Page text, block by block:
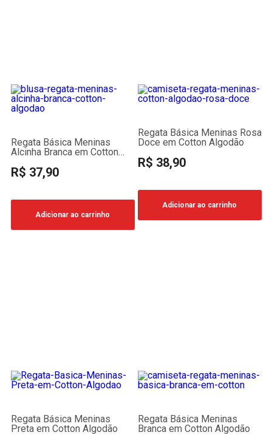
Regata Básica Meninas
Alcinha Branca em Cotton
R$ 37,90
Adicionar ao carrinho
Regata Básica Meninas Rosa
Doce em Cotton Algodão
R$ 38,90
Adicionar ao carrinho
Regata Básica Meninas
Preta em Cotton Algodão
Regata Básica Meninas
Branca em Cotton Algodão